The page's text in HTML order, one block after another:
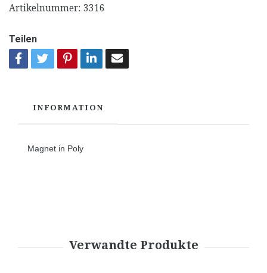
Artikelnummer: 3316
Teilen
INFORMATION
Magnet in Poly